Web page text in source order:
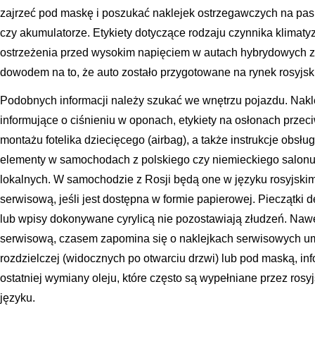
zajrzeć pod maskę i poszukać naklejek ostrzegawczych na
czy akumulatorze. Etykiety dotyczące rodzaju czynnika
ostrzeżenia przed wysokim napięciem w autach hybrydowych
dowodem na to, że auto zostało przygotowane na rynek
Podobnych informacji należy szukać we wnętrzu pojazdu.
informujące o ciśnieniu w oponach, etykiety na osłonach
montażu fotelika dziecięcego (airbag), a także instrukcje
elementy w samochodach z polskiego czy niemieckiego
lokalnych. W samochodzie z Rosji będą one w języku
serwisową, jeśli jest dostępna w formie papierowej. Pieczątki
lub wpisy dokonywane cyrylicą nie pozostawiają złudzeń.
serwisową, czasem zapomina się o naklejkach serwisowych
rozdzielczej (widocznych po otwarciu drzwi) lub pod maską,
ostatniej wymiany oleju, które często są wypełniane przez
języku.